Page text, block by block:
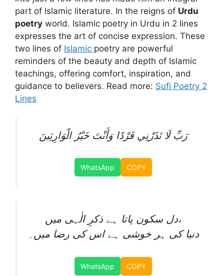
part of Islamic literature. In the reigns of Urdu
poetry world. Islamic poetry in Urdu in 2 lines
expresses the art of concise expression. These
two lines of Islamic poetry are powerful
reminders of the beauty and depth of Islamic
teachings, offering comfort, inspiration, and
guidance to believers. Read more: Sufi Poetry 2
Lines
رَبِّ لَا تَذَرْنِي فَرْدًا وَأَنْتَ خَيْرُ الْوَارِثِينَ
WhatsApp COPY
دل سکون پاتا ہے ذکرِ الٰہی میں،
دنیا کی ہر خوشی ہے اس کی رضا میں۔
WhatsApp COPY